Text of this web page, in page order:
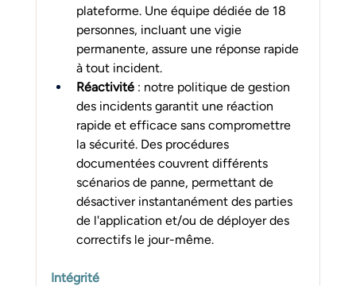
plateforme. Une équipe dédiée de 18
personnes, incluant une vigie
permanente, assure une réponse rapide
à tout incident.
Réactivité : notre politique de gestion
des incidents garantit une réaction
rapide et efficace sans compromettre
la sécurité. Des procédures
documentées couvrent différents
scénarios de panne, permettant de
désactiver instantanément des parties
de l'application et/ou de déployer des
correctifs le jour-même.
Intégrité